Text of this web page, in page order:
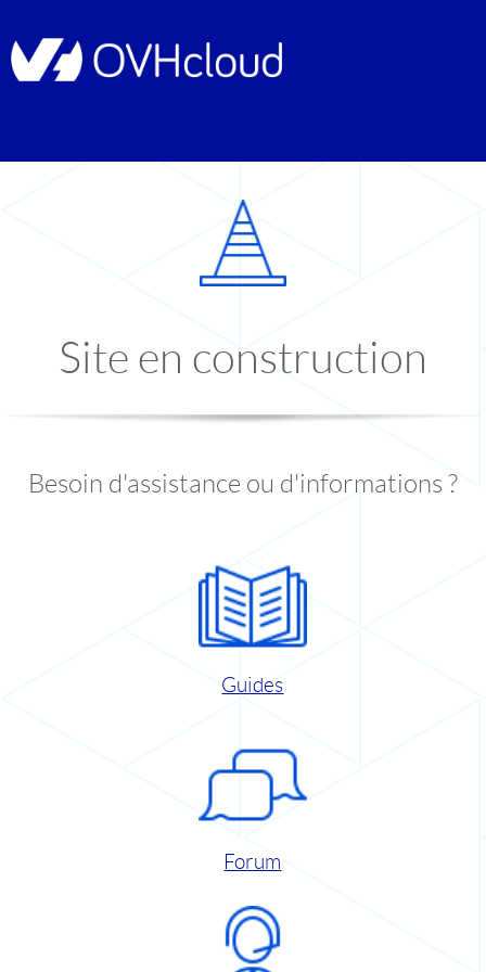
Site en construction
Besoin d'assistance ou d'informations ?
Guides
Forum